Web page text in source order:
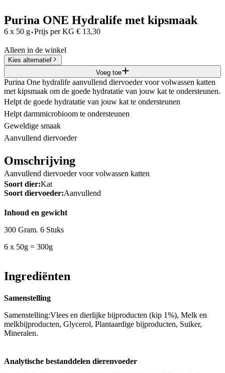
Purina ONE Hydralife met kipsmaak
6 x 50 g·Prijs per KG € 13,30
Alleen in de winkel
Kies alternatief
Voeg toe
Purina One hydralife aanvullend diervoeder voor volwassen katten
met kipsmaak om de goede hydratatie van jouw kat te ondersteunen.
Helpt de goede hydratatie van jouw kat te ondersteunen
Helpt darmmicrobioom te ondersteunen
Geweldige smaak
Aanvullend diervoeder
Omschrijving
Aanvullend diervoeder voor volwassen katten
Soort dier:Kat
Soort diervoeder:Aanvullend
Inhoud en gewicht
300 Gram. 6 Stuks
6 x 50g = 300g
Ingrediënten
Samenstelling
Samenstelling:Vlees en dierlijke bijproducten (kip 1%), Melk en
melkbijproducten, Glycerol, Plantaardige bijproducten, Suiker,
Mineralen.
Analytische bestanddelen dierenvoeder